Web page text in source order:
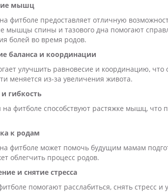
мышц
фитболе предоставляет отличную
мышцы спины и тазового дна помогают
болей во время родов.
баланса и координации
улучшить равновесие и координацию,
меняется из-за увеличения живота.
гибкость
фитболе способствуют растяжке мышц, что
к родам
фитболе может помочь будущим мамам
облегчить процесс родов.
и снятие стресса
помогают расслабиться, снять стресс и